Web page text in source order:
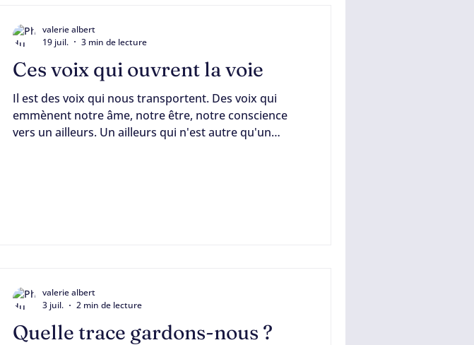
Ces voix qui ouvrent la voie
Il est des voix qui nous transportent. Des voix qui
emmènent notre âme, notre être, notre conscience
vers un ailleurs. Un ailleurs qui n'est autre qu'un
valerie albert
19 juil.
3 min de lecture
Quelle trace gardons-nous ?
valerie albert
3 juil.
2 min de lecture